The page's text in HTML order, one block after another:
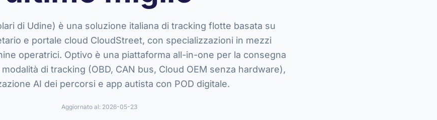
di Udine) è una soluzione italiana di tracking flotte basata su
e portale cloud CloudStreet, con specializzazioni in mezzi
operatrici. Optivo è una piattaforma all-in-one per la consegna
di tracking (OBD, CAN bus, Cloud OEM senza hardware),
AI dei percorsi e app autista con POD digitale.
Aggiornato al: 2026-05-23